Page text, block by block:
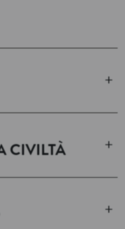
+
CIVILTÀ +
+